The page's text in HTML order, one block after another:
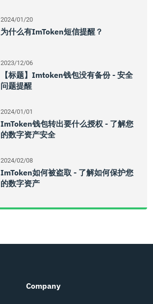
2024/01/20
为什么有imToken短信提醒？
2023/12/06
【标题】imtoken钱包没有备份 - 安全
问题提醒
2024/01/01
ImToken钱包转出要什么授权 - 了解您
的数字资产安全
2024/02/08
ImToken如何被盗取 - 了解如何保护您
的数字资产
Company